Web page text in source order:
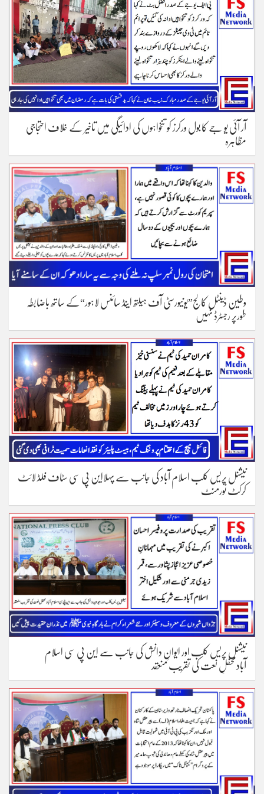
آر آئی یو جے کا بول ورکرز کو تنخواہوں کی ادائیگی میں تاخیر کے خلاف احتجاجی
مظاہرہ
وطین ڈینٹل کالج”یونیورسٹی آف ہیلتھ اینڈ سائنس لاہور“کے ساتھ باضابطہ
طورپر رجسٹرڈ نہیں
نیشنل پریس کلب اسلام آباد کی جانب سے پہلااین پی سی سٹاف فلڈ لائٹ
کرکٹ ٹورمنٹ
نیشنل پریس کلب اور ایوانِ دانش کی جانب سے این پی سی اسلام
آبادمحفلِ نعت کی تقریب منعقد